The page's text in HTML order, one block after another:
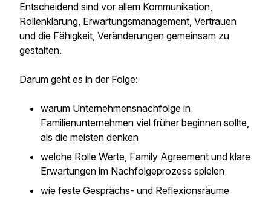
Entscheidend sind vor allem Kommunikation,
Rollenklärung, Erwartungsmanagement, Vertrauen
und die Fähigkeit, Veränderungen gemeinsam zu
gestalten.
Darum geht es in der Folge:
warum Unternehmensnachfolge in
Familienunternehmen viel früher beginnen sollte,
als die meisten denken
welche Rolle Werte, Family Agreement und klare
Erwartungen im Nachfolgeprozess spielen
wie feste Gesprächs- und Reflexionsräume